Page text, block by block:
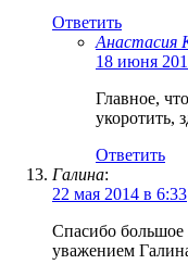
Ответить
Анастасия
18 июня
Главное,
укоротить,
Ответить
Галина:
22 мая 2014 в 6:33
Спасибо большое
уважением